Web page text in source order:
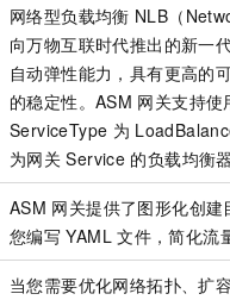
网络型负载均衡 NLB（
向万物互联时代推出的新一
自动弹性能力，具有更高的
的稳定性。ASM 网关支持使
ServiceType 为
为网关 Service 的负载均衡器
ASM 网关提供了图形化创
您编写 YAML 文件，简化流
当您需要优化网络拓扑、扩
依托云原生高可用架构,实现Dify私有化部署
加一个 AI 助手
在企业官网、通讯软件中为客户提供 AI 客服
即刻拥有